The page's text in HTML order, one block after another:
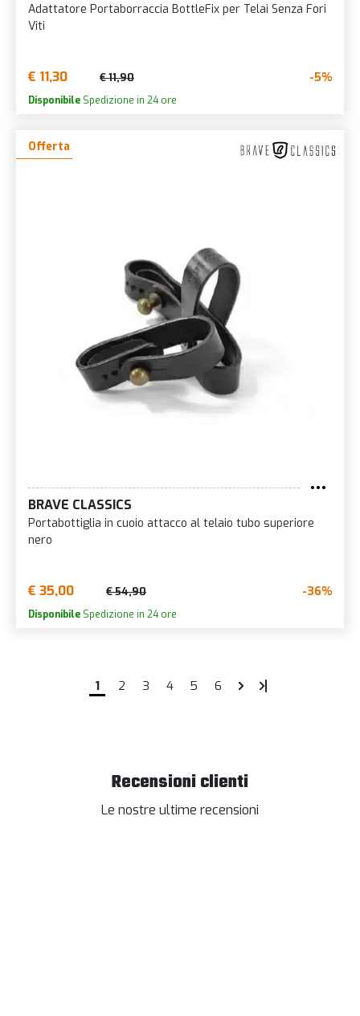
Adattatore Portaborraccia BottleFix per Telai Senza Fori
Viti
€ 11,30 € 11,90 -5%
Disponibile Spedizione in 24 ore
Offerta
BRAVE CLASSICS
Portabottiglia in cuoio attacco al telaio tubo superiore
nero
€ 35,00 € 54,90 -36%
Disponibile Spedizione in 24 ore
1 2 3 4 5 6
Recensioni clienti
Le nostre ultime recensioni